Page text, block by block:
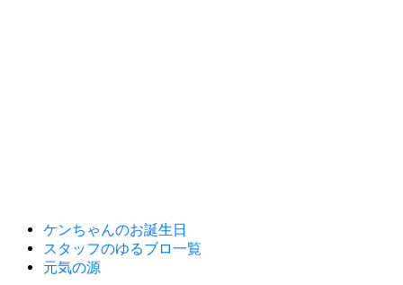
ケンちゃんのお誕生日
スタッフのゆるブロ一覧
元気の源